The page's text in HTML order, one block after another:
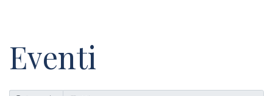
Eventi